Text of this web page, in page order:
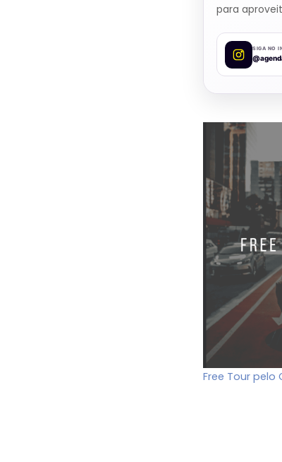
para
SIGA NO
Free Tour pelo